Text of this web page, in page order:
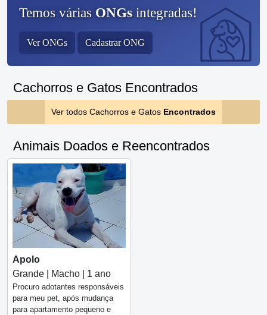
Temos várias ONGs integradas!
Ver ONGs Cadastrar ONG
Cachorros e Gatos Encontrados
Ver todos Cachorros e Gatos Encontrados
Animais Doados e Reencontrados
Apolo
Grande | Macho | 1 ano
Procuro adotantes responsáveis
para meu pet, após mudança
para apartamento pequeno e